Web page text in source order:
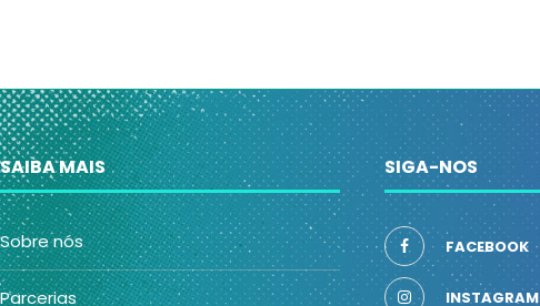
SAIBA MAIS
Sobre nós
Parcerias
SIGA-NOS
FACEBOOK
INSTAGRAM